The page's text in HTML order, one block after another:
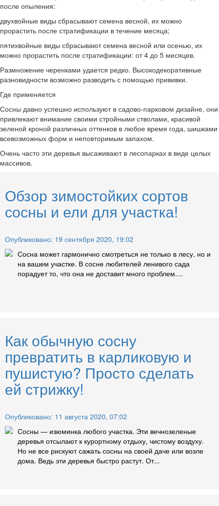
после опыления:
двухвойные виды сбрасывают семена весной, их можно
прорастить после стратификации в течение месяца;
пятихвойные виды сбрасывают семена весной или осенью, их
можно прорастить после стратификации: от 4 до 5 месяцев.
Размножение черенками удается редко. Высокодекоративные
разновидности возможно разводить с помощью прививки.
Где применяется
Сосны давно успешно используют в садово-парковом дизайне, они
привлекают внимание своими стройными стволами, красивой
зеленой кроной различных оттенков в любое время года, шишками
всевозможных форм и неповторимым запахом.
Очень часто эти деревья высаживают в лесопарках в виде целых
массивов.
Обзор зимостойких сортов
сосны и ели для участка!
Опубликовано: 19 сентября 2020, 19:02
Сосна может гармонично смотреться не только в лесу, но и
на вашем участке. В сосне любителей ленивого сада
порадует то, что она не доставит много проблем....
Как обычную сосну
превратить в карликовую и
пушистую? Просто сделать
ей стрижку!
Опубликовано: 11 августа 2020, 07:02
Сосны — изюминка любого участка. Эти вечнозеленые
деревья отсылают к курортному отдыху, чистому воздуху.
Но не все рискуют сажать сосны на своей даче или возле
дома. Ведь эти деревья быстро растут. От...